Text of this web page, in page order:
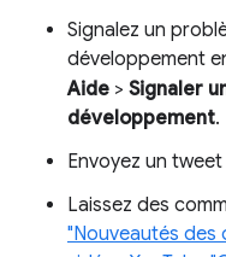
Signalez un
développement
Aide > Signaler
développement.
Envoyez un tweet
Laissez des
"Nouveautés des